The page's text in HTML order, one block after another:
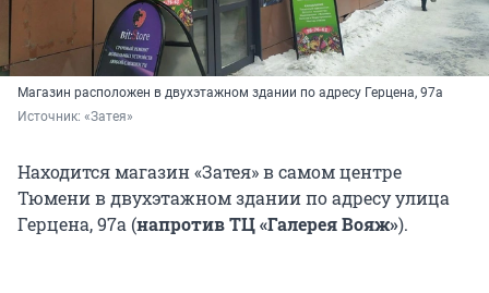
Магазин расположен в двухэтажном здании по адресу Герцена, 97а
Источник: «Затея»
Находится магазин «Затея» в самом центре
Тюмени в двухэтажном здании по адресу улица
Герцена, 97а (напротив ТЦ «Галерея Вояж»).